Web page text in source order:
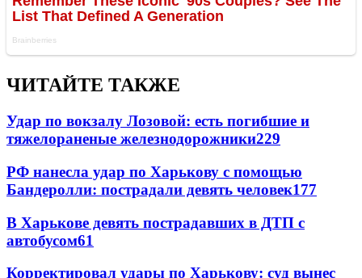
ЧИТАЙТЕ ТАКЖЕ
Удар по вокзалу Лозовой: есть погибшие и
тяжелораненые железнодорожники229
РФ нанесла удар по Харькову с помощью
Бандеролли: пострадали девять человек177
В Харькове девять пострадавших в ДТП с
автобусом61
Корректировал удары по Харькову: суд вынес